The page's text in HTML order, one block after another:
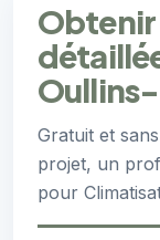
Obtenir
Gratuit et
projet, un
pour